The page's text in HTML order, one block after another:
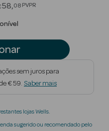
reduced from
58 08 PVPR
sem juros para
€ 59. Saber mais
lojas Wells.
sugerido ou recomendado pelo